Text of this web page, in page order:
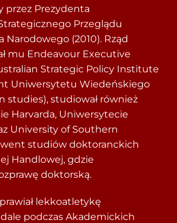
przez Prezydenta
Przeglądu
Narodowego (2010). Rząd
mu Endeavour Executive
Strategic Policy Institute
Uniwersytetu Wiedeńskiego
studies), studiował również
Harvarda, Uniwersytecie
University of Southern
studiów doktoranckich
Handlowej, gdzie
doktorską.
lekkoatletykę
podczas Akademickich